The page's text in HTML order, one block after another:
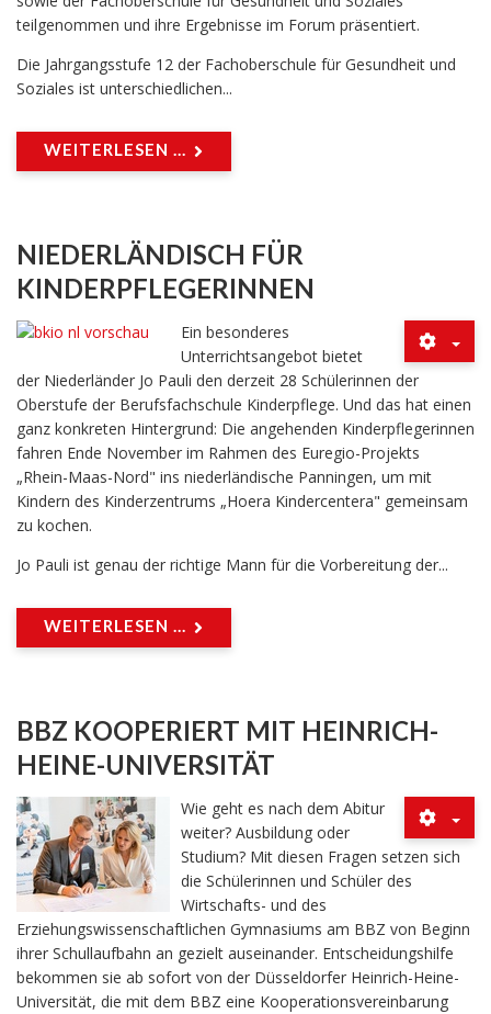
teilgenommen und ihre Ergebnisse im Forum präsentiert.
Die Jahrgangsstufe 12 der Fachoberschule für Gesundheit und
Soziales ist unterschiedlichen...
WEITERLESEN ...
NIEDERLÄNDISCH FÜR
KINDERPFLEGERINNEN
Ein besonderes
Unterrichtsangebot bietet
der Niederländer Jo Pauli den derzeit 28 Schülerinnen der
Oberstufe der Berufsfachschule Kinderpflege. Und das hat einen
ganz konkreten Hintergrund: Die angehenden Kinderpflegerinnen
fahren Ende November im Rahmen des Euregio-Projekts
„Rhein-Maas-Nord" ins niederländische Panningen, um mit
Kindern des Kinderzentrums „Hoera Kindercentera" gemeinsam
zu kochen.
Jo Pauli ist genau der richtige Mann für die Vorbereitung der...
WEITERLESEN ...
BBZ KOOPERIERT MIT HEINRICH-
HEINE-UNIVERSITÄT
Wie geht es nach dem Abitur
weiter? Ausbildung oder
Studium? Mit diesen Fragen setzen sich
die Schülerinnen und Schüler des
Wirtschafts- und des
Erziehungswissenschaftlichen Gymnasiums am BBZ von Beginn
ihrer Schullaufbahn an gezielt auseinander. Entscheidungshilfe
bekommen sie ab sofort von der Düsseldorfer Heinrich-Heine-
Universität, die mit dem BBZ eine Kooperationsvereinbarung